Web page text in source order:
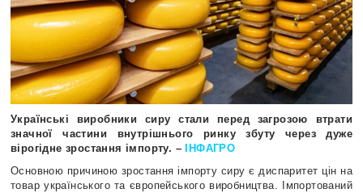
Українські виробники сиру стали перед загрозою втрати
значної частини внутрішнього ринку збуту через дуже
вірогідне зростання імпорту. – ІНФАГРО
Основною причиною зростання імпорту сиру є диспаритет цін на
товар українського та європейського виробництва. Імпортований